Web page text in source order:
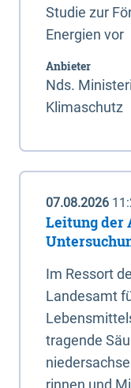
Studie zur
Energien vor
Anbieter
Nds.
Klimaschutz
07.08.2026
Leitung der
Im Ressort
Landesamt
tragende